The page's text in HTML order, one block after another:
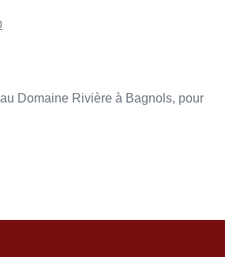
Domaine Rivière à Bagnols, pour